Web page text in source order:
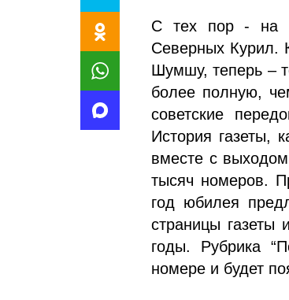
С тех пор - на
Северных Курил.
Шумшу, теперь –
более полную,
советские
История газеты,
вместе с
тысяч номеров.
год юбилея
страницы газеты
годы. Рубрика
номере и будет